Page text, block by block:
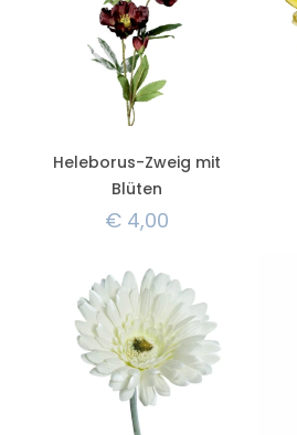
Heleborus-Zweig mit
Blüten
€4,00